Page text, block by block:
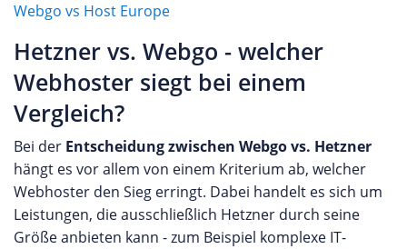
Webgo vs Host Europe
Hetzner vs. Webgo - welcher
Webhoster siegt bei einem
Vergleich?
Bei der Entscheidung zwischen Webgo vs. Hetzner
hängt es vor allem von einem Kriterium ab, welcher
Webhoster den Sieg erringt. Dabei handelt es sich um
Leistungen, die ausschließlich Hetzner durch seine
Größe anbieten kann - zum Beispiel komplexe IT-